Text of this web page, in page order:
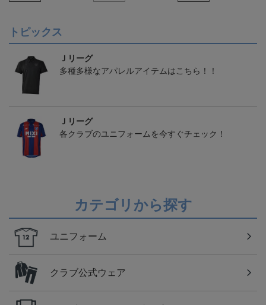
トピックス
Ｊリーグ
多種多様なアパレルアイテムはこちら！！
Ｊリーグ
各クラブのユニフォームを今すぐチェック！
カテゴリから探す
ユニフォーム
クラブ公式ウェア